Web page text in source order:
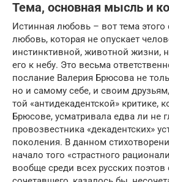
Тема, основная мысль и
Истинная любовь – вот тема этого
любовь, которая не опускает
инстинктивной, животной жизни,
его к небу. Это весьма
послание Валерия Брюсова не
но и самому себе, и своим
той «антидекадентской» критике,
Брюсове, усматривала едва ли не
провозвестника «декадентских»
поколения. В данном
начало того «страстного
вообще среди всех русских